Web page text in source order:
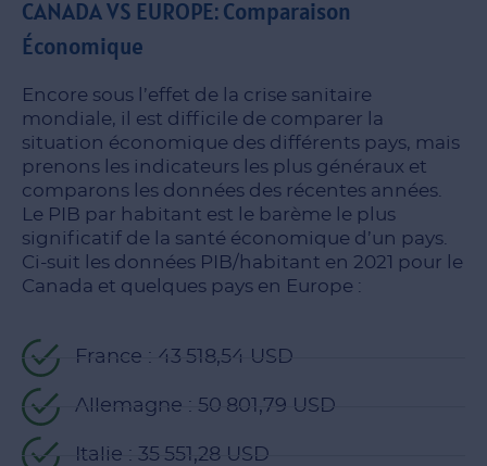
CANADA VS EUROPE: Comparaison
Économique
Encore sous l’effet de la crise sanitaire
mondiale, il est difficile de comparer la
situation économique des différents pays, mais
prenons les indicateurs les plus généraux et
comparons les données des récentes années.
Le PIB par habitant est le barème le plus
significatif de la santé économique d’un pays.
Ci-suit les données PIB/habitant en 2021 pour le
Canada et quelques pays en Europe :
France : 43 518,54 USD
Allemagne : 50 801,79 USD
Italie : 35 551,28 USD